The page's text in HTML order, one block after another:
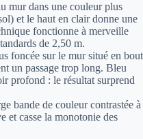
mur dans une couleur plus
et le haut en clair donne une
fonctionne à merveille
de 2,50 m.
foncée sur le mur situé en bout
un passage trop long. Bleu
profond : le résultat surprend
bande de couleur contrastée à
et casse la monotonie des